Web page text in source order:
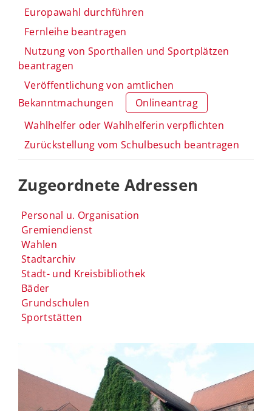
Europawahl durchführen
Fernleihe beantragen
Nutzung von Sporthallen und Sportplätzen
beantragen
Veröffentlichung von amtlichen
Bekanntmachungen
Onlineantrag
Wahlhelfer oder Wahlhelferin verpflichten
Zurückstellung vom Schulbesuch beantragen
Zugeordnete Adressen
Personal u. Organisation
Gremiendienst
Wahlen
Stadtarchiv
Stadt- und Kreisbibliothek
Bäder
Grundschulen
Sportstätten